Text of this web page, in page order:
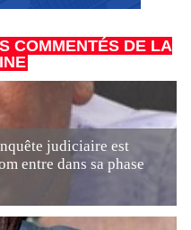
COMMENTÉS DE LA
judiciaire est
entre dans sa phase